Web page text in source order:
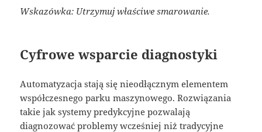
Wskazówka: Utrzymuj właściwe smarowanie.
Cyfrowe wsparcie diagnostyki
Automatyzacja stają się nieodłącznym elementem
współczesnego parku maszynowego. Rozwiązania
takie jak systemy predykcyjne pozwalają
diagnozować problemy wcześniej niż tradycyjne